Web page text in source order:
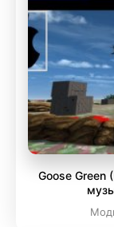
Goose Green